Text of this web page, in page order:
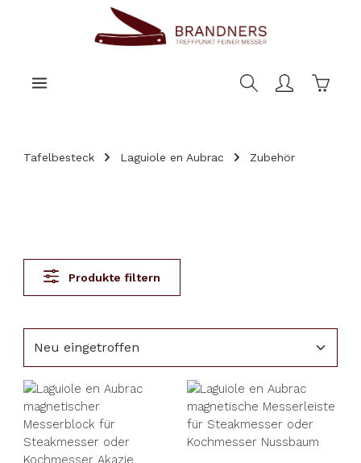
Tafelbesteck Laguiole en Aubrac Zubehör
Produkte filtern